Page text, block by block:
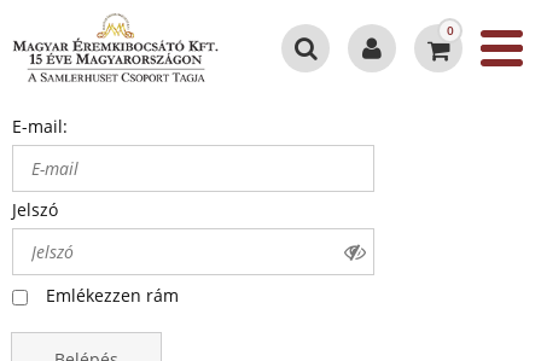
0
E-mail:
Jelszó
Emlékezzen rám